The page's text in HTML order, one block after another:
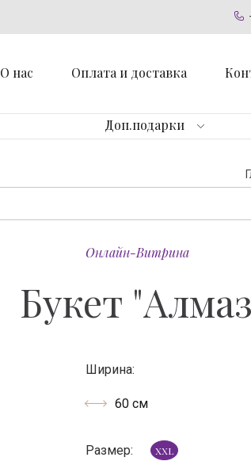
О нас Оплата и доставка
Доп.подарки
Онлайн-Витрина
Букет
Ширина:
60 см
Размер: XXL